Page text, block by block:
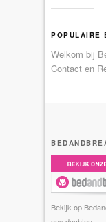
POPULAIRE
Welkom bij
Contact en
Bekijk op